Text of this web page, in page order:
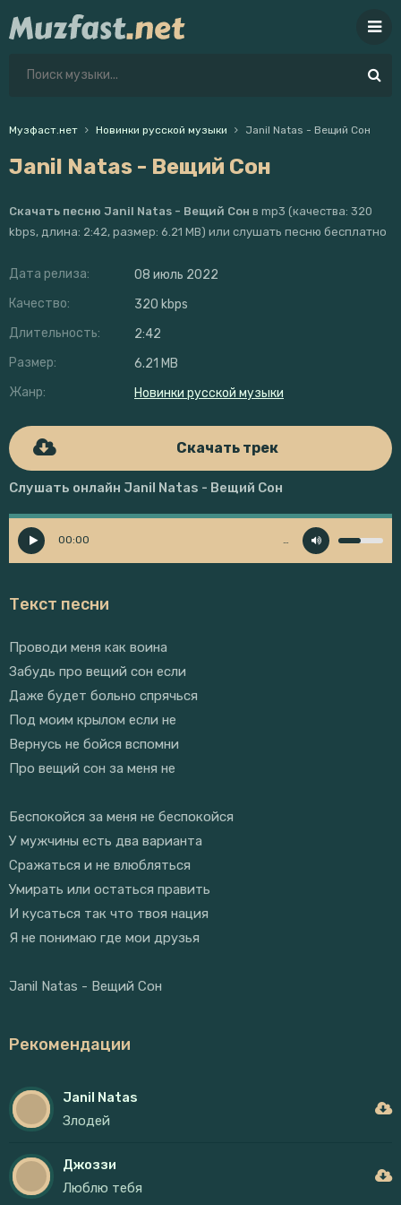
Музфаст.нет Новинки русской музыки Janil Natas - Вещий Сон
Janil Natas - Вещий Сон
Скачать песню Janil Natas - Вещий Сон в mp3 (качества: 320
kbps, длина: 2:42, размер: 6.21 MB) или слушать песню бесплатно
Дата релиза:
08 июль 2022
Качество:
320 kbps
Длительность:
2:42
Размер:
6.21 MB
Жанр:
Новинки русской музыки
Скачать трек
Слушать онлайн Janil Natas - Вещий Сон
00:00 …
Текст песни
Проводи меня как воина
Забудь про вещий сон если
Даже будет больно спрячься
Под моим крылом если не
Вернусь не бойся вспомни
Про вещий сон за меня не
Беспокойся за меня не беспокойся
У мужчины есть два варианта
Сражаться и не влюбляться
Умирать или остаться править
И кусаться так что твоя нация
Я не понимаю где мои друзья
Janil Natas - Вещий Сон
Рекомендации
Janil Natas
Злодей
Джоззи
Люблю тебя